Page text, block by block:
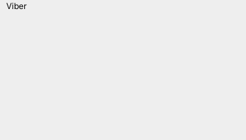
Viber